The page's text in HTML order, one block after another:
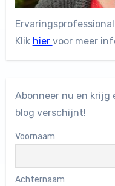
Klik hier voor meer
Abonneer nu en krijg
blog verschijnt!
Voornaam
Achternaam